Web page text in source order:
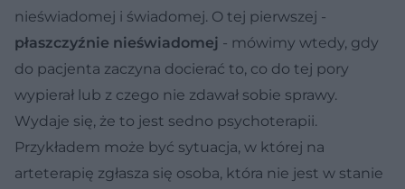
nieświadomej i świadomej. O tej pierwszej -
płaszczyźnie nieświadomej - mówimy wtedy, gdy
do pacjenta zaczyna docierać to, co do tej pory
wypierał lub z czego nie zdawał sobie sprawy.
Wydaje się, że to jest sedno psychoterapii.
Przykładem może być sytuacja, w której na
arteterapię zgłasza się osoba, która nie jest w stanie